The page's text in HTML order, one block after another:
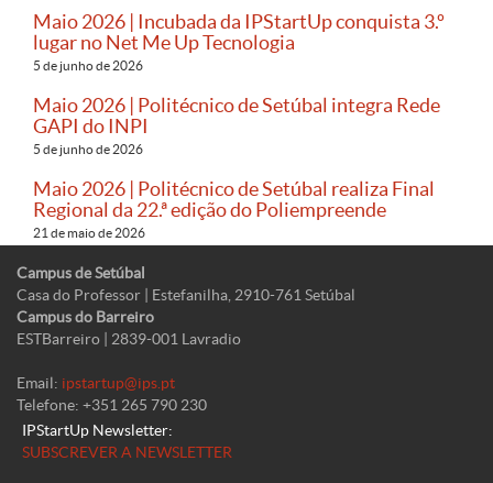
Maio 2026 | Incubada da IPStartUp conquista 3.º
lugar no Net Me Up Tecnologia
5 de junho de 2026
Maio 2026 | Politécnico de Setúbal integra Rede
GAPI do INPI
5 de junho de 2026
Maio 2026 | Politécnico de Setúbal realiza Final
Regional da 22.ª edição do Poliempreende
21 de maio de 2026
Campus de Setúbal
Casa do Professor | Estefanilha, 2910-761 Setúbal
Campus do Barreiro
ESTBarreiro | 2839-001 Lavradio
Email: ipstartup@ips.pt
Telefone: +351 265 790 230
IPStartUp Newsletter:
SUBSCREVER A NEWSLETTER